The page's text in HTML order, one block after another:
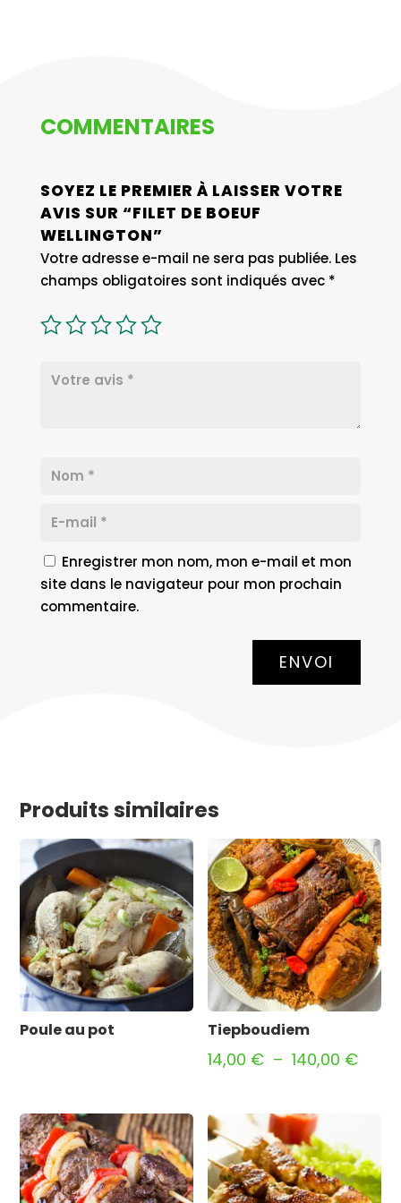
COMMENTAIRES
SOYEZ LE PREMIER À LAISSER VOTRE
AVIS SUR “FILET DE BOEUF
WELLINGTON”
Votre adresse e-mail ne sera pas publiée. Les
champs obligatoires sont indiqués avec *
Enregistrer mon nom, mon e-mail et mon
site dans le navigateur pour mon prochain
commentaire.
ENVOI
Produits similaires
Poule au pot Tiepboudiem
14,00 € – 140,00 €Plage
à